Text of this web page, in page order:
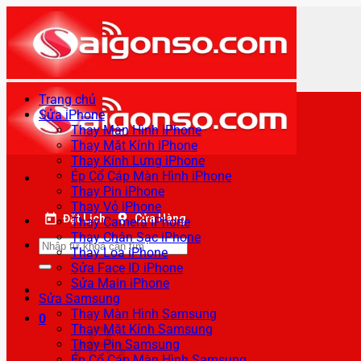
qua
nội
dung
Đặt Lịch Cửa Hàng
Tìm
kiếm:
0
Trang chủ
Sửa iPhone
Thay Màn Hình iPhone
Thay Mặt Kính iPhone
Thay Kính Lưng iPhone
Ép Cổ Cáp Màn Hình iPhone
Thay Pin iPhone
Thay Vỏ iPhone
Thay Camera iPhone
Thay Chân Sạc iPhone
Thay Loa iPhone
Sửa Face ID iPhone
Sửa Main iPhone
Sửa Samsung
Thay Màn Hình Samsung
Thay Mặt Kính Samsung
Thay Pin Samsung